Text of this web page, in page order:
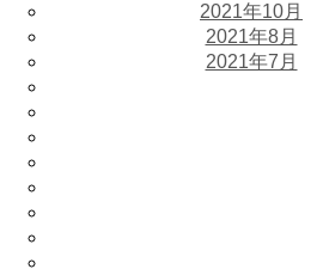
2021年10月
2021年8月
2021年7月